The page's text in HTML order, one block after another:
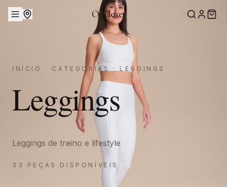
O Closet.
INÍCIO · CATEGORIAS ·LEGGINGS
Leggings
Leggings de treino e lifestyle
33 PEÇAS DISPONÍVEIS